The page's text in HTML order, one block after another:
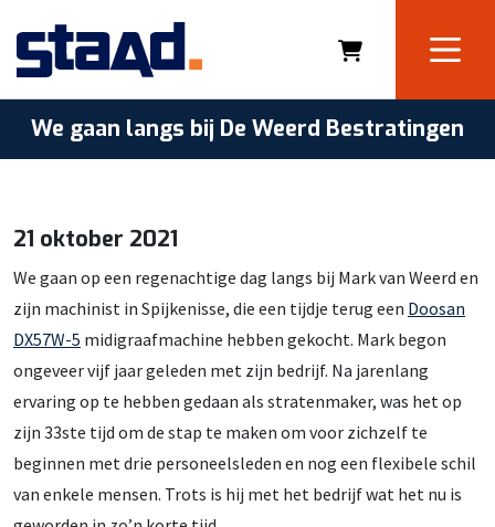
We gaan langs bij De Weerd Bestratingen
21 oktober 2021
We gaan op een regenachtige dag langs bij Mark van Weerd en
zijn machinist in Spijkenisse, die een tijdje terug een Doosan
DX57W-5 midigraafmachine hebben gekocht. Mark begon
ongeveer vijf jaar geleden met zijn bedrijf. Na jarenlang
ervaring op te hebben gedaan als stratenmaker, was het op
zijn 33ste tijd om de stap te maken om voor zichzelf te
beginnen met drie personeelsleden en nog een flexibele schil
van enkele mensen. Trots is hij met het bedrijf wat het nu is